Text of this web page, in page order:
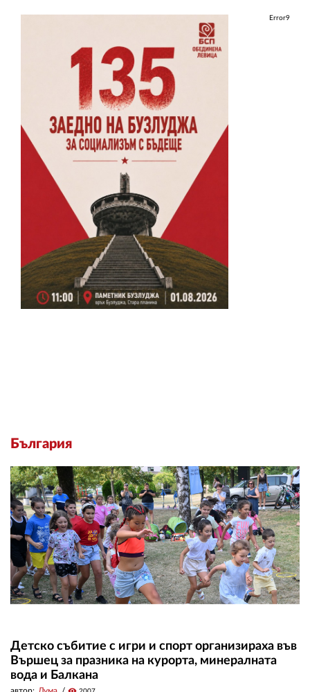
Error9
България
Детско събитие с игри и спорт организираха във
Вършец за празника на курорта, минералната
вода и Балкана
автор: Дума